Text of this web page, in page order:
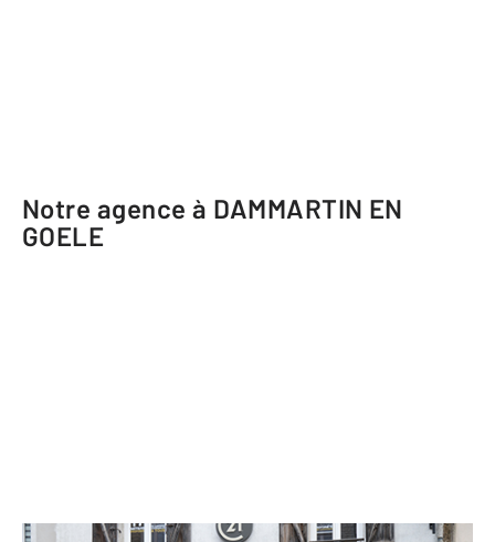
Notre agence à DAMMARTIN EN
GOELE